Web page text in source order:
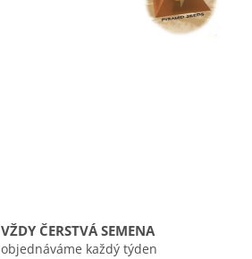
VŽDY ČERSTVÁ SEMENA
objednáváme každý týden